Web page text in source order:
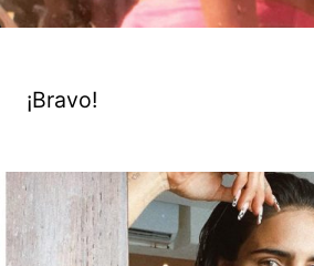
¡Bravo!